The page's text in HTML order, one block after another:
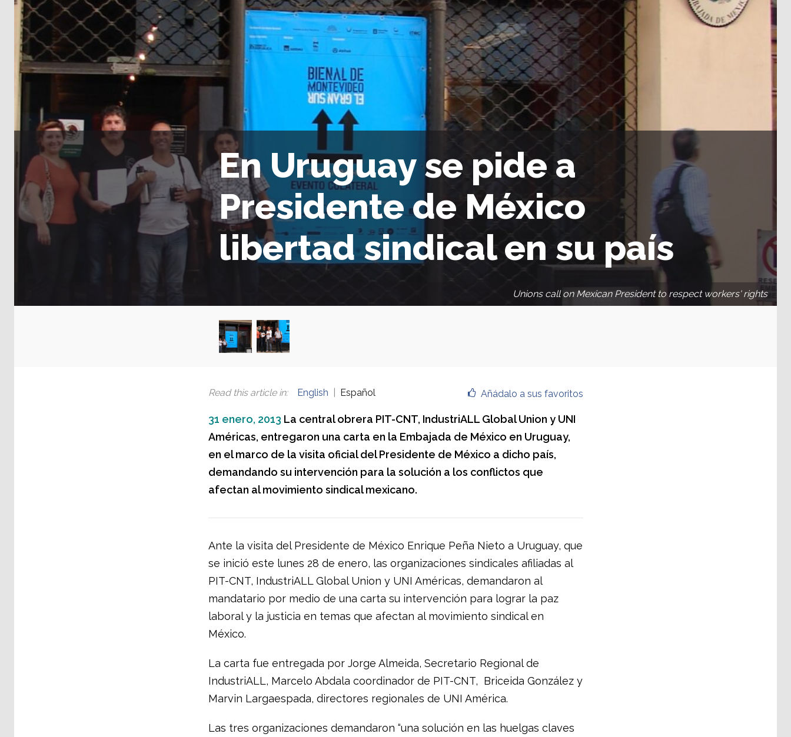
En Uruguay se pide a
Presidente de México
libertad sindical en su país
Unions call on Mexican President to respect workers' rights
Añádalo a sus favoritos
Read this article in: English Español
31 enero, 2013 La central obrera PIT-CNT, IndustriALL Global Union y UNI
Américas, entregaron una carta en la Embajada de México en Uruguay,
en el marco de la visita oficial del Presidente de México a dicho país,
demandando su intervención para la solución a los conflictos que
afectan al movimiento sindical mexicano.
Ante la visita del Presidente de México Enrique Peña Nieto a Uruguay, que
se inició este lunes 28 de enero, las organizaciones sindicales afiliadas al
PIT-CNT, IndustriALL Global Union y UNI Américas, demandaron al
mandatario por medio de una carta su intervención para lograr la paz
laboral y la justicia en temas que afectan al movimiento sindical en
México.
La carta fue entregada por Jorge Almeida, Secretario Regional de
IndustriALL, Marcelo Abdala coordinador de PIT-CNT, Briceida González y
Marvin Largaespada, directores regionales de UNI América.
Las tres organizaciones demandaron “una solución en las huelgas claves